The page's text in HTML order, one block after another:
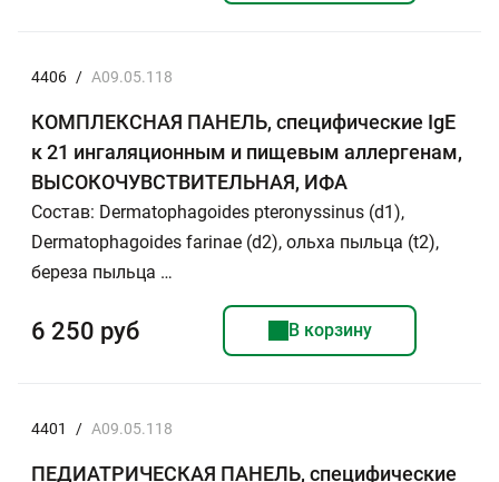
4406 / A09.05.118
КОМПЛЕКСНАЯ ПАНЕЛЬ, специфические IgE
к 21 ингаляционным и пищевым аллергенам,
ВЫСОКОЧУВСТВИТЕЛЬНАЯ, ИФА
Состав: Dermatophagoides pteronyssinus (d1),
Dermatophagoides farinae (d2), ольха пыльца (t2),
береза пыльца …
6 250 руб В корзину
4401 / A09.05.118
ПЕДИАТРИЧЕСКАЯ ПАНЕЛЬ, специфические